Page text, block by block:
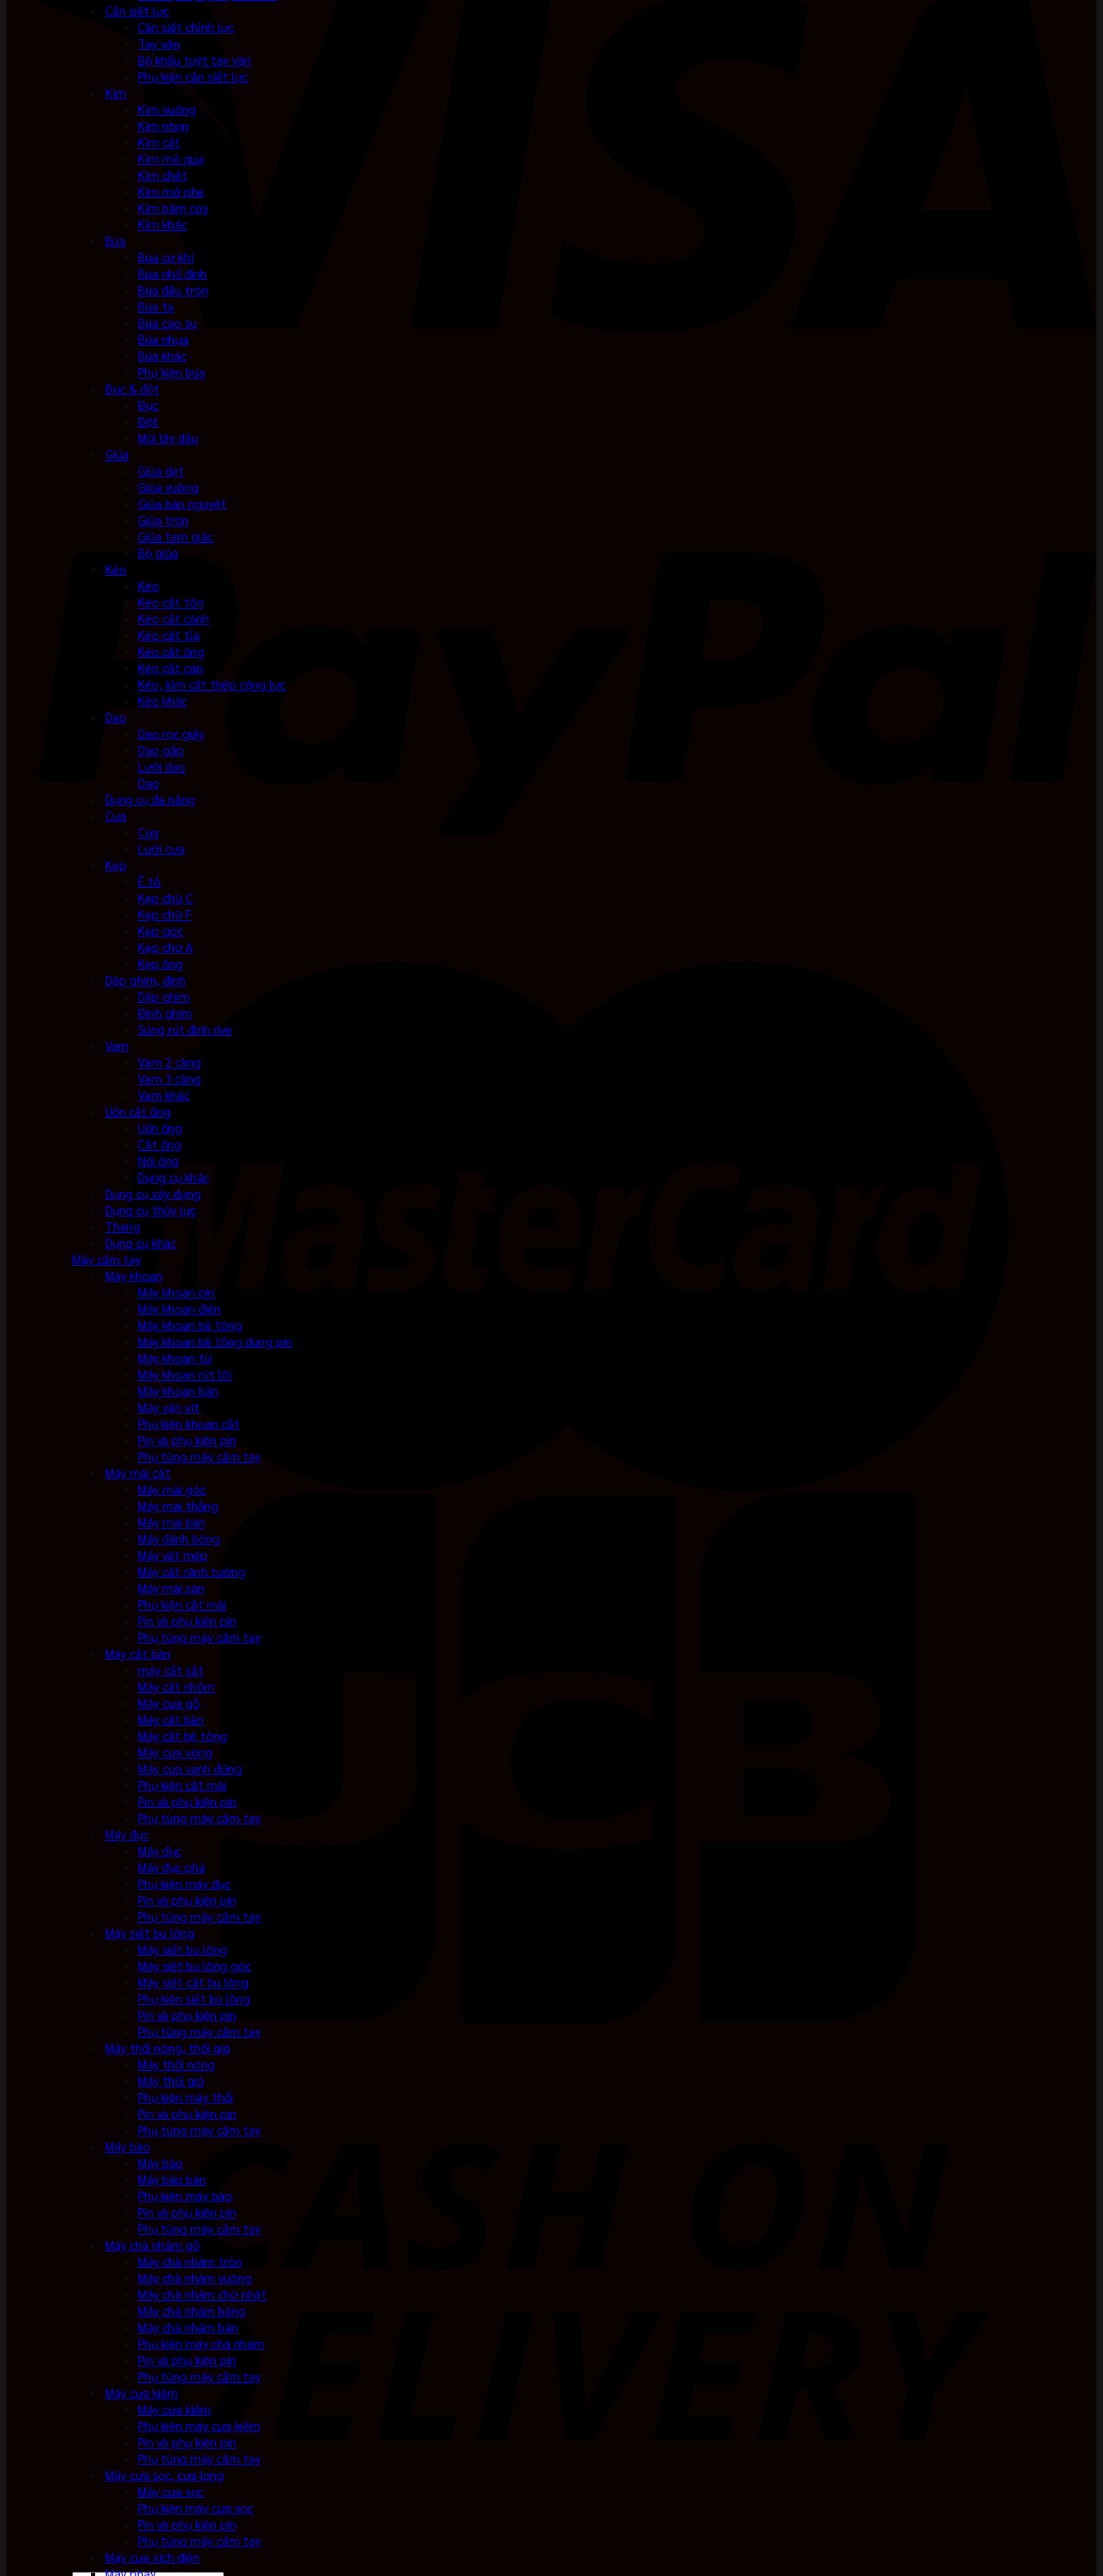
Cần siết lực
Cần siết chỉnh lực
Tay vặn
Bộ khẩu tuýt tay vặn
Phụ kiện cần siết lực
Kìm
Kìm vuông
Kìm nhọn
Kìm cắt
Kìm mỏ quạ
Kìm chết
Kìm mở phe
Kìm bấm cos
Kìm khác
Búa
Búa cơ khí
Búa nhổ đinh
Búa đầu tròn
Búa tạ
Búa cao su
Búa nhựa
Búa khác
Phụ kiện búa
Đục & đột
Đục
Đột
Mũi lấy dấu
Giũa
Giũa dẹt
Giũa vuông
Giũa bán nguyệt
Giũa tròn
Giũa tam giác
Bộ giũa
Kéo
Kéo
Kéo cắt tôn
Kéo cắt cành
Kéo cắt tỉa
Kéo cắt ống
Kéo cắt cáp
Kéo, kìm cắt thép cộng lực
Kéo khác
Dao
Dao rọc giấy
Dao gấp
Lưỡi dao
Dao
Dụng cụ đa năng
Cưa
Cưa
Lưỡi cưa
Kẹp
Ê tô
Kẹp chữ C
Kẹp chữ F
Kẹp góc
Kẹp chữ A
Kẹp ống
Dập ghim, đinh
Dập ghim
Đinh ghim
Súng rút đinh rive
Vam
Vam 2 càng
Vam 3 càng
Vam khác
Uốn cắt ống
Uốn ống
Cắt ống
Nối ống
Dụng cụ khác
Dụng cụ xây dựng
Dụng cụ thủy lực
Thang
Dụng cụ khác
Máy cầm tay
Máy khoan
Máy khoan pin
Máy khoan điện
Máy khoan bê tông
Máy khoan bê tông dùng pin
Máy khoan từ
Máy khoan rút lõi
Máy khoan bàn
Máy vặn vít
Phụ kiện khoan cắt
Pin và phụ kiện pin
Phụ tùng máy cầm tay
Máy mài cắt
Máy mài góc
Máy mài thẳng
Máy mài bàn
Máy đánh bóng
Máy vát mép
Máy cắt rãnh tường
Máy mài sàn
Phụ kiện cắt mài
Pin và phụ kiện pin
Phụ tùng máy cầm tay
Máy cắt bàn
máy cắt sắt
Máy cắt nhôm
Máy cưa gỗ
Máy cắt bàn
Máy cắt bê tông
Máy cưa vòng
Máy cưa vanh đứng
Phụ kiện cắt mài
Pin và phụ kiện pin
Phụ tùng máy cầm tay
Máy đục
Máy đục
Máy đục phá
Phụ kiện máy đục
Pin và phụ kiện pin
Phụ tùng máy cầm tay
Máy siết bu lông
Máy siết bu lông
Máy siết bu lông góc
Máy siết cắt bu lông
Phụ kiện siết bu lông
Pin và phụ kiện pin
Phụ tùng máy cầm tay
Máy thổi nóng, thổi gió
Máy thổi nóng
Máy thổi gió
Phụ kiện máy thổi
Pin và phụ kiện pin
Phụ tùng máy cầm tay
Máy bào
Máy bào
Máy bào bàn
Phụ kiện máy bào
Pin và phụ kiện pin
Phụ tùng máy cầm tay
Máy chà nhám gỗ
Máy chà nhám tròn
Máy chà nhám vuông
Máy chà nhám chữ nhật
Máy chà nhám băng
Máy chà nhám bàn
Phụ kiện máy chà nhám
Pin và phụ kiện pin
Phụ tùng máy cầm tay
Máy cưa kiếm
Máy cưa kiếm
Phụ kiện máy cưa kiếm
Pin và phụ kiện pin
Phụ tùng máy cầm tay
Máy cưa sọc, cưa lọng
Máy cưa sọc
Phụ kiện máy cưa sọc
Pin và phụ kiện pin
Phụ tùng máy cầm tay
Máy cưa xích điện